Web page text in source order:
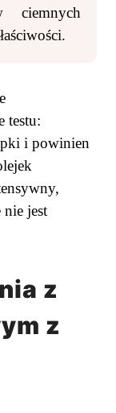
ciemnych
testu:
i powinien
jest
z
z